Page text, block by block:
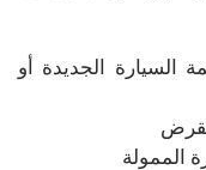
% من قيمة السيارة الجديدة أو
الممولة